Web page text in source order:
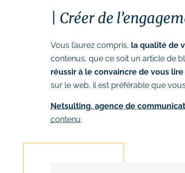
Créer de
Vous l’aurez compris, la qualité de
contenus, que ce soit un article de
réussir à le convaincre de vous
sur le web, il est préférable que
Netsulting, agence de
contenu.